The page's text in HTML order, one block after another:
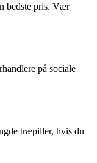
bedste pris. Vær
på sociale
træpiller, hvis du